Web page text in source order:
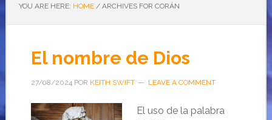
YOU ARE HERE: HOME /ARCHIVES FOR CORÁN
El nombre de Dios
27/08/2024POR KEITH SWIFT LEAVE A COMMENT
El uso de la palabra